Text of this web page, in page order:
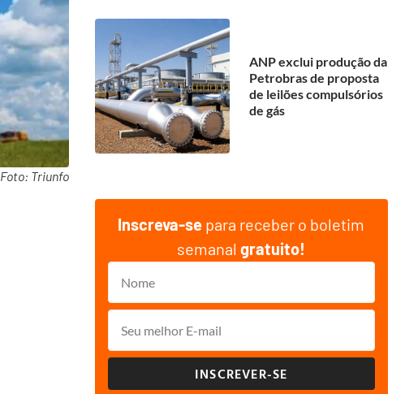
Foto: Triunfo
ANP exclui produção da
Petrobras de proposta
de leilões compulsórios
de gás
Inscreva-se para receber o boletim
semanalgratuito!
INSCREVER-SE